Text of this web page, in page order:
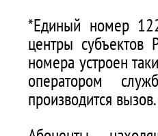
*Единый номер
центры субъектов
номера устроен
оператором
производится вызов.